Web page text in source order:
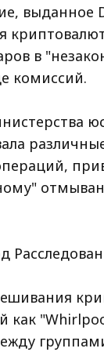
выданное
в
комиссий.
как